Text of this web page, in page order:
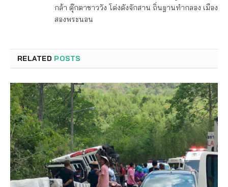
กล้า ตุ๊กตาชาววัง โด่งดังจักสาน ถิ่นฐานทำกลอง เมือง
สองพระนอน
RELATED POSTS